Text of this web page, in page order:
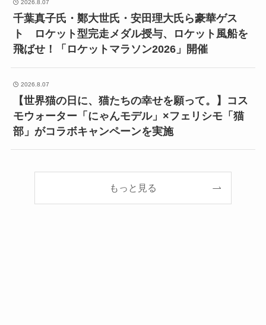
2026.8.07
千葉真子氏・鄭大世氏・安田理大氏ら豪華ゲス
ト ロケット型完走メダル授与、ロケット風船を
飛ばせ！「ロケットマラソン2026」開催
2026.8.07
【世界猫の日に、猫たちの幸せを願って。】コス
モウォーター「にゃんモデル」×フェリシモ「猫
部」がコラボキャンペーンを実施
もっと見る